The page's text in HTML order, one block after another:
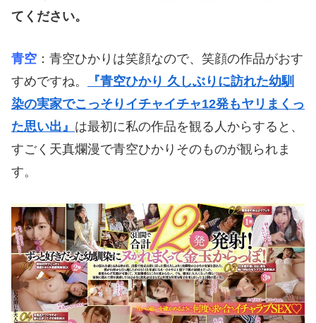
てください。
青空 ：青空ひかりは笑顔なので、笑顔の作品がおす
すめですね。
『青空ひかり 久しぶりに訪れた幼馴
染の実家でこっそりイチャイチャ12発もヤリまくっ
た思い出』 は最初に私の作品を観る人からすると、
すごく天真爛漫で青空ひかりそのものが観られま
す。